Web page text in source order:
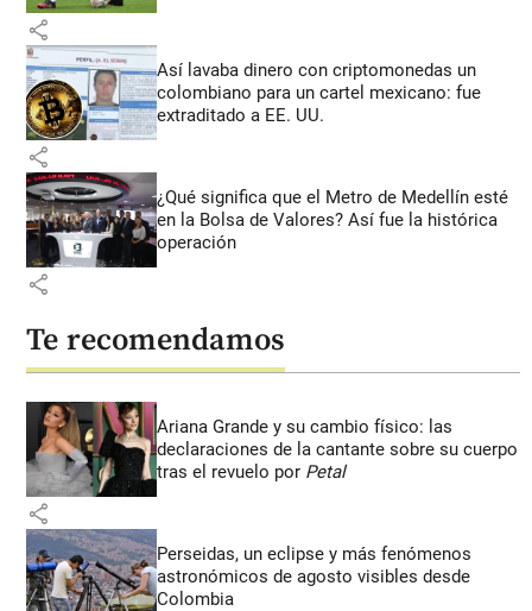
share
Así lavaba dinero con criptomonedas un
colombiano para un cartel mexicano: fue
extraditado a EE. UU.
share
¿Qué significa que el Metro de Medellín esté
en la Bolsa de Valores? Así fue la histórica
operación
share
Te recomendamos
Ariana Grande y su cambio físico: las
declaraciones de la cantante sobre su cuerpo
tras el revuelo por Petal
share
Perseidas, un eclipse y más fenómenos
astronómicos de agosto visibles desde
Colombia